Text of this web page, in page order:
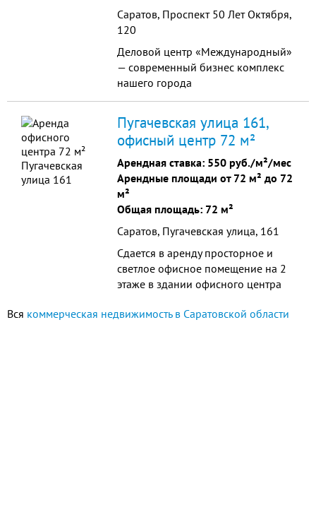
Саратов, Проспект 50 Лет Октября,
120
Деловой центр «Международный»
— современный бизнес комплекс
нашего города
Пугачевская улица 161,
офисный центр 72 м²
Арендная ставка: 550 руб./м²/мес
Арендные площади от 72 м² до 72
м²
Общая площадь: 72 м²
Саратов, Пугачевская улица, 161
Сдается в аренду просторное и
светлое офисное помещение на 2
этаже в здании офисного центра
площадью 72 кв.м. Современный
Вся коммерческая недвижимость в Саратовской области